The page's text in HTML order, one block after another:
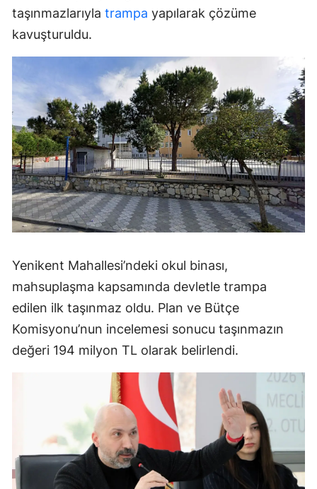
taşınmazlarıyla trampa yapılarak çözüme
kavuşturuldu.
Yenikent Mahallesi’ndeki okul binası,
mahsuplaşma kapsamında devletle trampa
edilen ilk taşınmaz oldu. Plan ve Bütçe
Komisyonu’nun incelemesi sonucu taşınmazın
değeri 194 milyon TL olarak belirlendi.